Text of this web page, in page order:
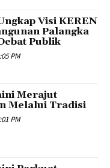
Visi KEREN
Palangka
Publik
PM
Merajut
Melalui Tradisi
PM